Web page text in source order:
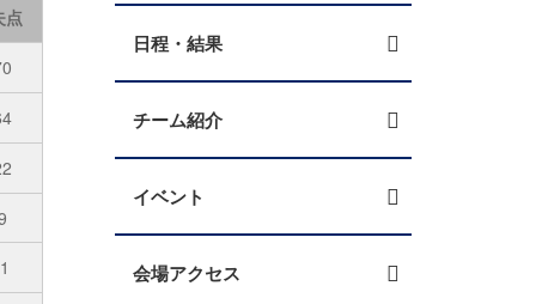
点
日程・結果
チーム紹介
イベント
会場アクセス